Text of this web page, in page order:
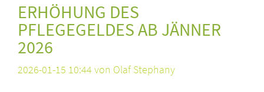
ERHÖHUNG DES
PFLEGEGELDES AB JÄNNER
2026
2026-01-15 10:44 von Olaf Stephany